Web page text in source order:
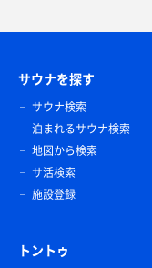
サウナを探す
サウナ検索
泊まれるサウナ検索
地図から検索
サ活検索
施設登録
トントゥ